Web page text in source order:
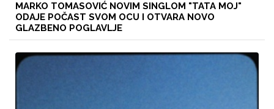
MARKO TOMASOVIĆ NOVIM SINGLOM "TATA MOJ"
ODAJE POČAST SVOM OCU I OTVARA NOVO
GLAZBENO POGLAVLJE